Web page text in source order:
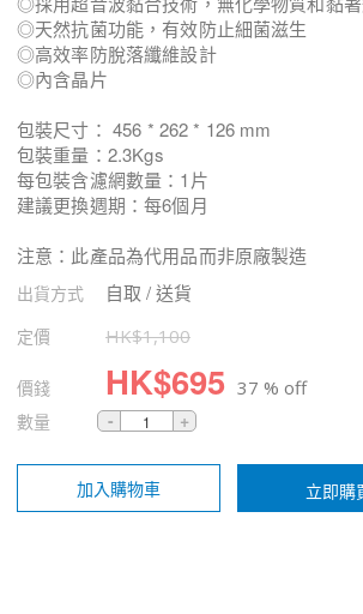
◎天然抗菌功能，有效防止細菌滋生
◎高效率防脫落纖維設計
◎內含晶片
包裝尺寸： 456 * 262 * 126 mm
包裝重量：2.3Kgs
每包裝含濾網數量：1片
建議更換週期：每6個月
注意：此產品為代用品而非原廠製造
出貨方式 自取 / 送貨
定價 HK$1,100
價錢 HK$695 37 % off
數量
加入購物車 立即購